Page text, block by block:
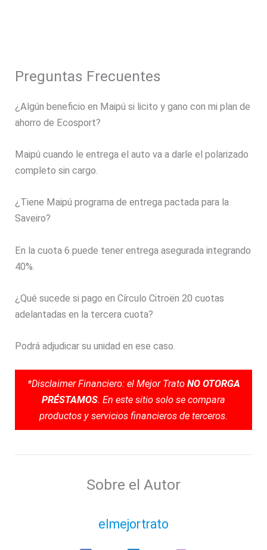
Preguntas Frecuentes
¿Algún beneficio en Maipú si licito y gano con mi plan de
ahorro de Ecosport?
Maipú cuando le entrega el auto va a darle el polarizado
completo sin cargo.
¿Tiene Maipú programa de entrega pactada para la
Saveiro?
En la cuota 6 puede tener entrega asegurada integrando
40%.
¿Qué sucede si pago en Círculo Citroën 20 cuotas
adelantadas en la tercera cuota?
Podrá adjudicar su unidad en ese caso.
*Disclaimer Financiero: el Mejor Trato NO OTORGA
PRÉSTAMOS. En este sitio solo se compara
productos y servicios financieros de terceros.
Sobre el Autor
elmejortrato